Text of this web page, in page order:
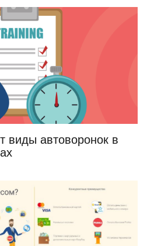
виды автоворонок в